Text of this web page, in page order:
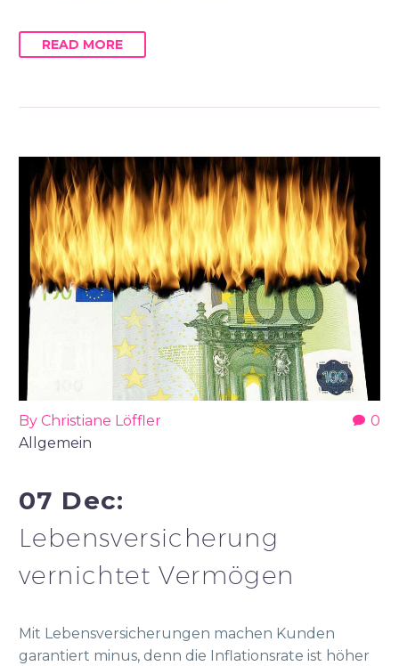
READ MORE
0
By Christiane Löffler
Allgemein
07 Dec:
Lebensversicherung
vernichtet Vermögen
Mit Lebensversicherungen machen Kunden
garantiert minus, denn die Inflationsrate ist höher